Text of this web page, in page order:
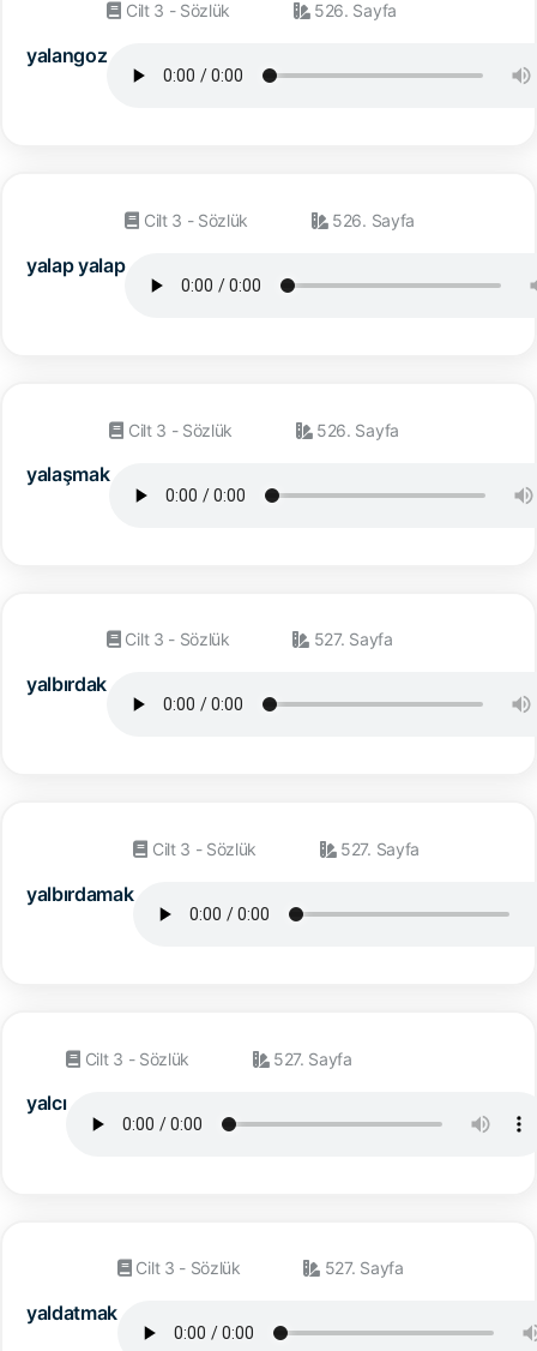
yalangoz
Cilt 3 - Sözlük 526. Sayfa
yalap yalap
Cilt 3 - Sözlük 526. Sayfa
yalaşmak
Cilt 3 - Sözlük 526. Sayfa
yalbırdak
Cilt 3 - Sözlük 527. Sayfa
yalbırdamak
Cilt 3 - Sözlük 527. Sayfa
yalcı
Cilt 3 - Sözlük 527. Sayfa
yaldatmak
Cilt 3 - Sözlük 527. Sayfa